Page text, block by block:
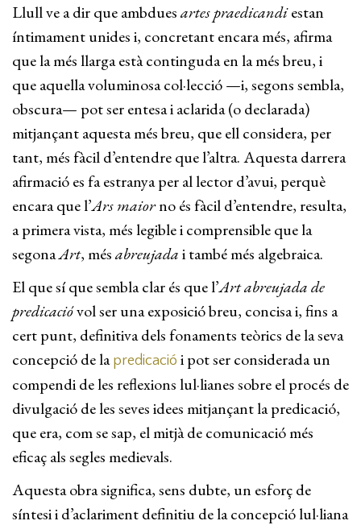
Llull ve a dir que ambduesartes praedicandiestan
íntimament unides i, concretant encara més, afirma
que la més llarga està continguda en la més breu, i
que aquella voluminosa col·lecció —i, segons sembla,
obscura— pot ser entesa i aclarida (o declarada)
mitjançant aquesta més breu, que ell considera, per
tant, més fàcil d’entendre que l’altra. Aquesta darrera
afirmació es fa estranya per al lector d’avui, perquè
encara que l’Ars maiorno és fàcil d’entendre, resulta,
a primera vista, més legible i comprensible que la
segonaArt, mésabreujadai també més algebraica.
El que sí que sembla clar és que l’Art abreujada de
predicacióvol ser una exposició breu, concisa i, fins a
cert punt, definitiva dels fonaments teòrics de la seva
concepció de la predicació i pot ser considerada un
compendi de les reflexions lul·lianes sobre el procés de
divulgació de les seves idees mitjançant la predicació,
que era, com se sap, el mitjà de comunicació més
eficaç als segles medievals.
Aquesta obra significa, sens dubte, un esforç de
síntesi i d’aclariment definitiu de la concepció lul·liana